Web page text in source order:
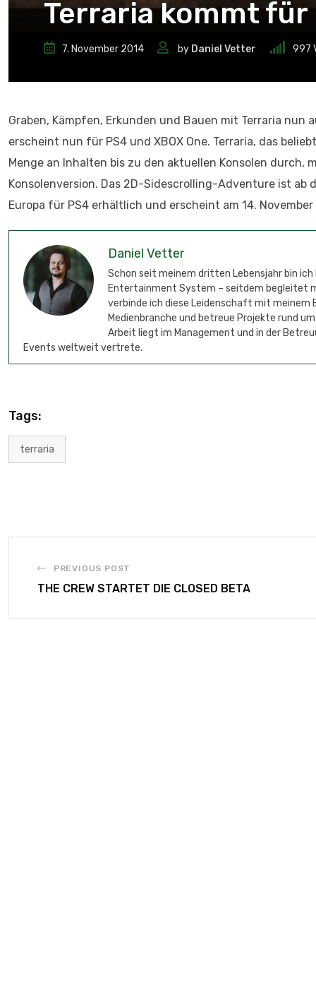
Terraria kommt für
7. November 2014 by Daniel Vetter 997
Graben, Kämpfen, Erkunden und Bauen mit Terraria
erscheint nun für PS4 und XBOX One. Terraria, das
Menge an Inhalten bis zu den aktuellen Konsolen durch,
Konsolenversion. Das 2D-Sidescrolling-Adventure ist ab
Europa für PS4 erhältlich und erscheint am 14.
Daniel Vetter
Schon seit meinem dritten Lebensjahr bin
Entertainment System – seitdem begleitet
verbinde ich diese Leidenschaft mit meinem
Medienbranche und betreue Projekte rund
Arbeit liegt im Management und in der
Events weltweit vertrete.
Tags:
terraria
PREVIOUS POST
THE CREW STARTET DIE CLOSED BETA